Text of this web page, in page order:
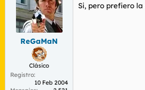
ReGaMaN
Clásico
Registro
10 Feb 2004
Si, pero prefiero